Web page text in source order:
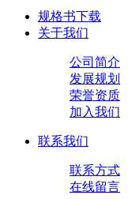
规格书下载
关于我们
公司简介
发展规划
荣誉资质
加入我们
联系我们
联系方式
在线留言